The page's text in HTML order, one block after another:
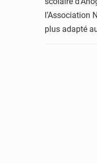
l’Association
plus adapté